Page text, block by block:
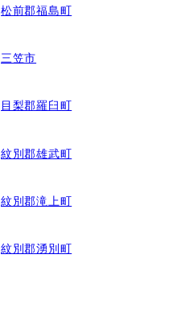
松前郡福島町
三笠市
目梨郡羅臼町
紋別郡雄武町
紋別郡滝上町
紋別郡湧別町